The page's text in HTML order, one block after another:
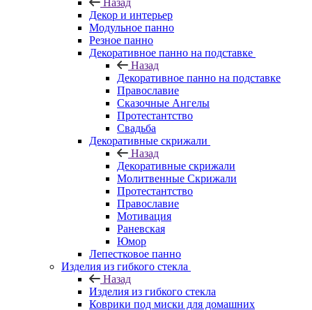
Назад
Декор и интерьер
Модульное панно
Резное панно
Декоративное панно на подставке
Назад
Декоративное панно на подставке
Православие
Сказочные Ангелы
Протестантство
Свадьба
Декоративные скрижали
Назад
Декоративные скрижали
Молитвенные Скрижали
Протестантство
Православие
Мотивация
Раневская
Юмор
Лепестковое панно
Изделия из гибкого стекла
Назад
Изделия из гибкого стекла
Коврики под миски для домашних